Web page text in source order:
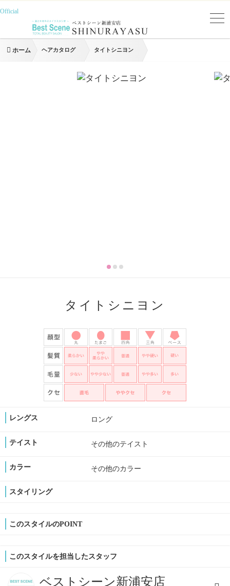
Official
ホーム ヘアカタログ タイトシニヨン
タイトシニヨン
レングス ロング
テイスト その他のテイスト
カラー その他のカラー
スタイリング
このスタイルのPOINT
このスタイルを担当したスタッフ
ベストシーン新浦安店